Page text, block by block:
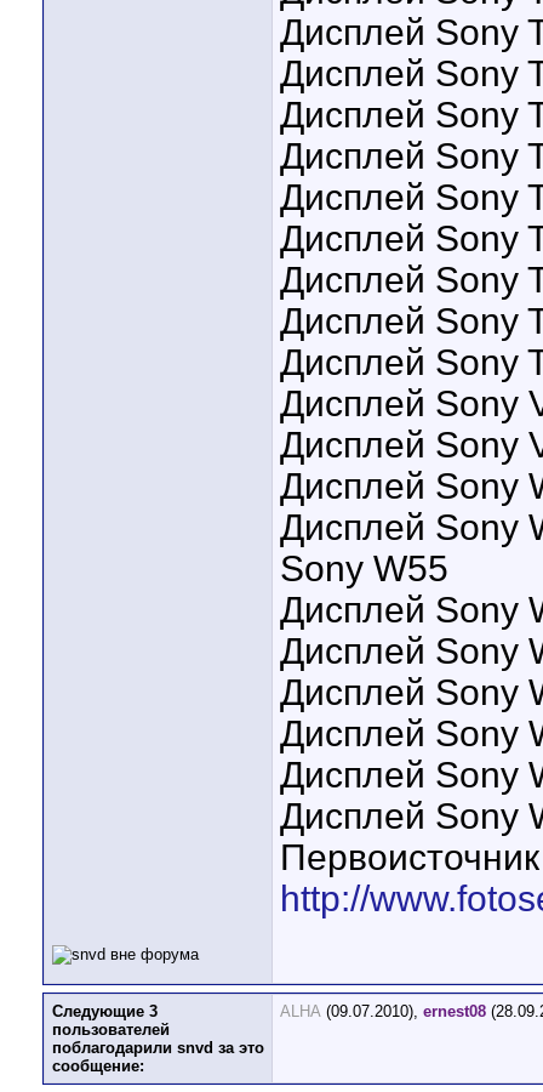
Дисплей Sony
Дисплей Sony
Дисплей Sony
Дисплей Sony
Дисплей Sony
Дисплей Sony
Дисплей Sony
Дисплей Sony
Дисплей Sony
Дисплей Sony
Дисплей Sony
Дисплей Sony
Дисплей Sony
Sony W55
Дисплей Sony
Дисплей Sony
Дисплей Sony
Дисплей Sony
Дисплей Sony
Дисплей Sony
Первоисточник
http://
Следующие 3
пользователей
поблагодарили snvd за это
сообщение:
ALHA (09.07.2010), ernest08